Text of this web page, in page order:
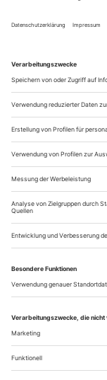
noch schwieriger
Kultur neigt dazu,
Im Tanz aber geht
das Dazwischen.
Bereichen...
liliom
John Neumeier und
Molnárs Drama in ein
Was für eine Story:
Damenschwarm
und verdirbt es
Bettgefährtin, der
Straße landet –
Hals, auf dessen
findet. Bald ist...
Über uns